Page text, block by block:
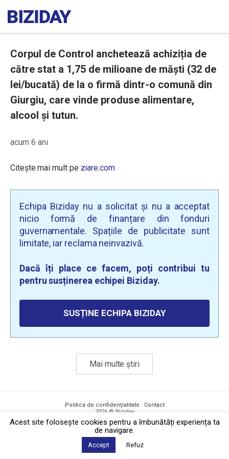
Corpul de Control anchetează achiziția de
către stat a 1,75 de milioane de măști (32 de
lei/bucată) de la o firmă dintr-o comună din
Giurgiu, care vinde produse alimentare,
alcool și tutun.
acum 6 ani
Citește mai mult pe ziare.com
Echipa Biziday nu a solicitat și nu a acceptat
nicio formă de finanțare din fonduri
guvernamentale. Spațiile de publicitate sunt
limitate, iar reclama neinvazivă.
Dacă îți place ce facem, poți contribui tu
pentru susținerea echipei Biziday.
SUSȚINE ECHIPA BIZIDAY
Mai multe știri
Politica de confidențialitate · Contact
2026 © Biziday
Acest site foloseşte cookies pentru a îmbunătăți experiența ta
de navigare.
Accept Refuz